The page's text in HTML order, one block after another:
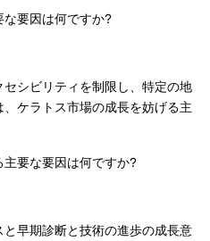
要因は何ですか?
シビリティを制限し、特定の地
ケラトス市場の成長を妨げる主
要な要因は何ですか?
早期診断と技術の進歩の成長意